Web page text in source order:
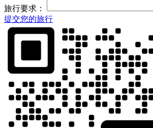
旅行要求：
提交您的旅行